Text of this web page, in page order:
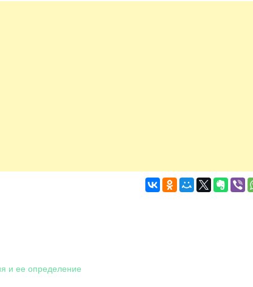
и ее определение